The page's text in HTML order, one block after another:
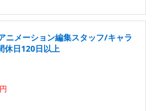
ニメーション編集スタッフ/キャラ
休日120日以上